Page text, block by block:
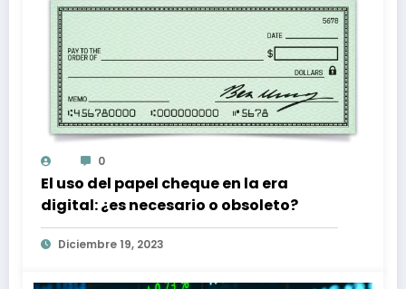
0
El uso del papel cheque en la era
digital: ¿es necesario o obsoleto?
Diciembre 19, 2023